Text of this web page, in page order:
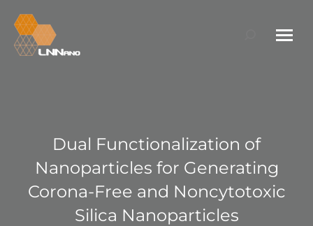
Search:
Dual Functionalization of
Nanoparticles for Generating
Corona-Free and Noncytotoxic
Silica Nanoparticles